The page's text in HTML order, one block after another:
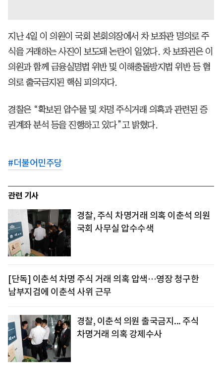
지난 4일 이 의원이 국회 본회의장에서 차 보좌관 명의로 주
식을 거래하는 사진이 보도돼 논란이 일었다. 차 보좌괸은 이
의원과 함께 금융실명법 위반 및 이해충돌방지법 위반 등 혐
의로 출국금지된 핵심 피의자다.
경찰은 “확보된 압수물 및 차명 주식거래 의혹과 관련된 증
권계좌 분석 등을 진행하고 있다”고 밝혔다.
#더불어민주당
관련 기사
경찰, 주식 차명거래 의혹 이춘석 의원
국회 사무실 압수수색
[단독] 이춘석 차명 주식 거래 의혹 압색…영장 청구한
남부지검에 이춘석 사위 근무
경찰, 이춘석 의원 출국금지... 주식
차명거래 의혹 강제수사